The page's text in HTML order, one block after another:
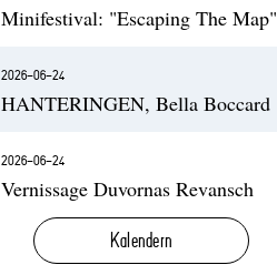
Minifestival: "Escaping The Map"
2026-06-24
HANTERINGEN, Bella Boccard
2026-06-24
Vernissage Duvornas Revansch
Kalendern